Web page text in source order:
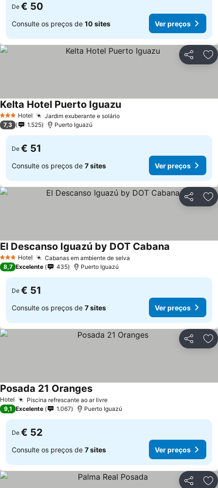
De € 50
Consulte os preços de 10 sites Ver preços
Partilhar
3 EstrelasHotel Jardim exuberante e solário
Kelta Hotel Puerto Iguazu
7,3 1.525 Puerto Iguazú
De € 51
Consulte os preços de 7 sites Ver preços
Partilhar
3 EstrelasHotel Cabanas em ambiente de selva
El Descanso Iguazú by DOT Cabana
8,7 Excelente 435 Puerto Iguazú
De € 51
Consulte os preços de 7 sites Ver preços
Partilhar
Hotel Piscina refrescante ao ar livre
Posada 21 Oranges
9,1 Excelente 1.067 Puerto Iguazú
De € 52
Consulte os preços de 7 sites Ver preços
Partilhar